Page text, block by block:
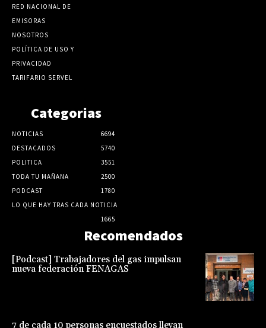
RED NACIONAL DE
EMISORAS
NOSOTROS
POLÍTICA DE USO Y
PRIVACIDAD
TARIFARIO SERVEL
Categorias
NOTICIAS
6694
DESTACADOS
5740
POLITICA
3551
TODA TU MAÑANA
2500
PODCAST
1780
LO QUE HAY TRAS CADA NOTICIA
1665
Recomendados
[Podcast] Trabajadores del gas impulsan
nueva federación FENAGAS
7 de cada 10 personas encuestados llevan